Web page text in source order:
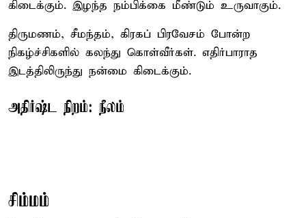
கிடைக்கும். இழந்த நம்பிக்கை மீண்டும் உருவாகும்.
திருமணம், சீமந்தம், கிரகப் பிரவேசம் போன்ற
நிகழ்ச்சிகளில் கலந்து கொள்வீர்கள். எதிர்பாராத
இடத்திலிருந்து நன்மை கிடைக்கும்.
அதிர்ஷ்ட நிறம்: நீலம்
சிம்மம்